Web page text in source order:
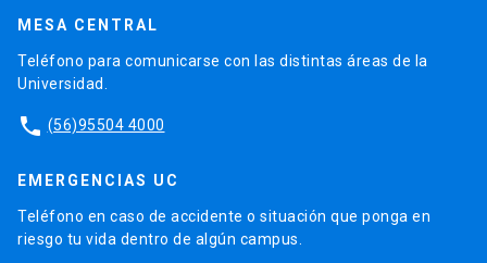
MESA CENTRAL
Teléfono para comunicarse con las distintas áreas de la
Universidad.
phone (56)95504 4000
EMERGENCIAS UC
Teléfono en caso de accidente o situación que ponga en
riesgo tu vida dentro de algún campus.